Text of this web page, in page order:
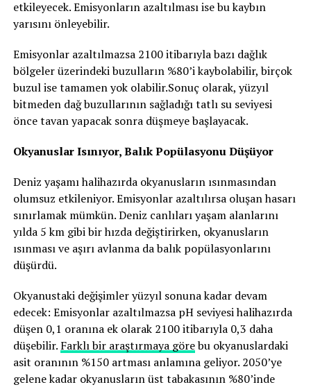
etkileyecek. Emisyonların azaltılması ise bu kaybın
yarısını önleyebilir.
Emisyonlar azaltılmazsa 2100 itibarıyla bazı dağlık
bölgeler üzerindeki buzulların %80’i kaybolabilir, birçok
buzul ise tamamen yok olabilir.Sonuç olarak, yüzyıl
bitmeden dağ buzullarının sağladığı tatlı su seviyesi
önce tavan yapacak sonra düşmeye başlayacak.
Okyanuslar Isınıyor, Balık Popülasyonu Düşüyor
Deniz yaşamı halihazırda okyanusların ısınmasından
olumsuz etkileniyor. Emisyonlar azaltılırsa oluşan hasarı
sınırlamak mümkün. Deniz canlıları yaşam alanlarını
yılda 5 km gibi bir hızda değiştirirken, okyanusların
ısınması ve aşırı avlanma da balık popülasyonlarını
düşürdü.
Okyanustaki değişimler yüzyıl sonuna kadar devam
edecek: Emisyonlar azaltılmazsa pH seviyesi halihazırda
düşen 0,1 oranına ek olarak 2100 itibarıyla 0,3 daha
düşebilir. Farklı bir araştırmaya görebu okyanuslardaki
asit oranının %150 artması anlamına geliyor. 2050’ye
gelene kadar okyanusların üst tabakasının %80’inde